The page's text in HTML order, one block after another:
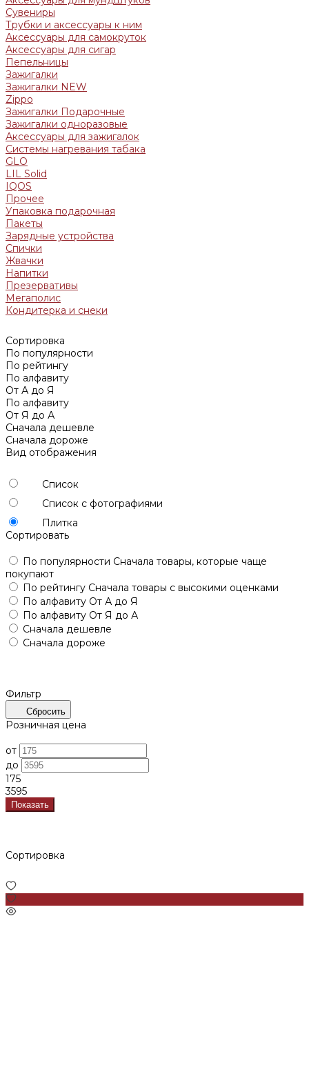
Сувениры
Трубки и аксессуары к ним
Аксессуары для самокруток
Аксессуары для сигар
Пепельницы
Зажигалки
Зажигалки NEW
Zippo
Зажигалки Подарочные
Зажигалки одноразовые
Аксессуары для зажигалок
Системы нагревания табака
GLO
LIL Solid
IQOS
Прочее
Упаковка подарочная
Пакеты
Зарядные устройства
Спички
Жвачки
Напитки
Презервативы
Мегаполис
Кондитерка и снеки
Сортировка
По популярности
По рейтингу
По алфавиту
От А до Я
По алфавиту
От Я до А
Сначала дешевле
Сначала дороже
Вид отображения
Список
Список с фотографиями
Плитка
Сортировать
По популярности Сначала товары, которые чаще
покупают
По рейтингу Сначала товары с высокими оценками
По алфавиту От А до Я
По алфавиту От Я до А
Сначала дешевле
Сначала дороже
Фильтр
Сбросить
Розничная цена
от
до
175
3595
Показать
Сортировка